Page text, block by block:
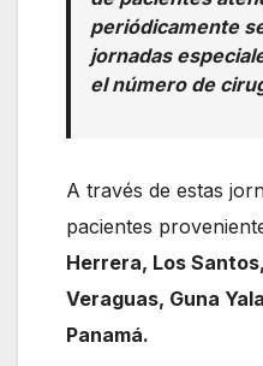
periódicamente
jornadas
el número de
A través de estas
pacientes
Herrera, Los
Veraguas, Guna
Panamá.